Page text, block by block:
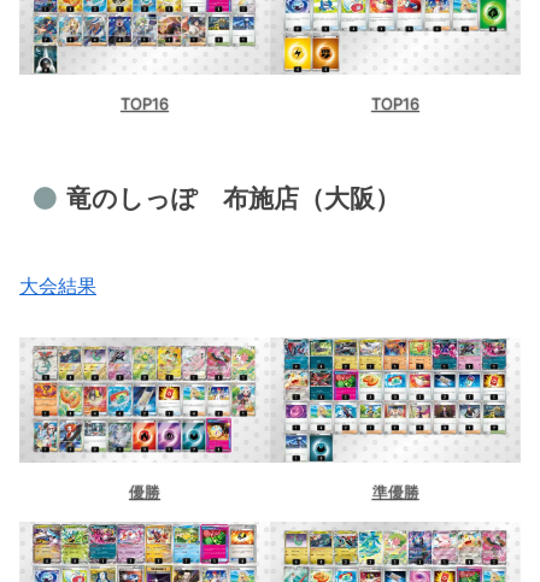
TOP16 TOP16
竜のしっぽ 布施店（大阪）
大会結果
優勝 準優勝